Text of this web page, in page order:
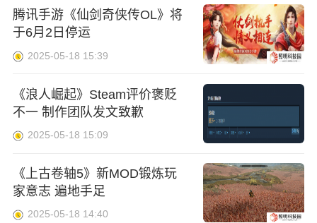
腾讯手游《仙剑奇侠传OL》将
于6月2日停运
2025-05-18 15:39
《浪人崛起》Steam评价褒贬
不一 制作团队发文致歉
2025-05-18 15:09
《上古卷轴5》新MOD锻炼玩
家意志 遍地手足
2025-05-18 14:40